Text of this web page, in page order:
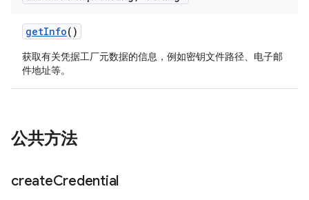
getInfo()
获取有关凭据工厂元数据的信息，例如密钥文件路径、电子邮
件地址等。
公共方法
createCredential